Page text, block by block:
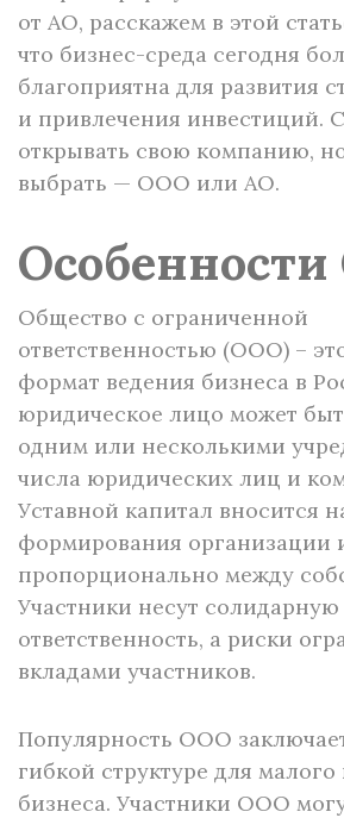
от АО, расскажем в этой
что бизнес-среда сегодня
благоприятна для развития
и привлечения инвестиций.
открывать свою компанию,
выбрать — ООО или АО.
Общество с ограниченной
ответственностью (ООО) –
формат ведения бизнеса в
юридическое лицо может
одним или несколькими
числа юридических лиц и
Уставной капитал вносится
формирования организации
пропорционально между
Участники несут солидарную
ответственность, а риски
вкладами участников.
Популярность ООО
гибкой структуре для малого
бизнеса. Участники ООО